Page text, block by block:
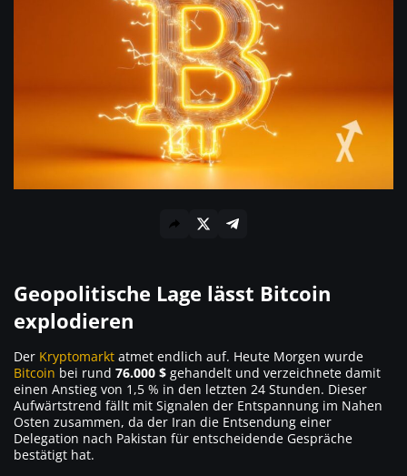
Geopolitische Lage lässt Bitcoin
explodieren
Der Kryptomarkt atmet endlich auf. Heute Morgen wurde
Bitcoin bei rund 76.000 $ gehandelt und verzeichnete damit
einen Anstieg von 1,5 % in den letzten 24 Stunden. Dieser
Aufwärtstrend fällt mit Signalen der Entspannung im Nahen
Osten zusammen, da der Iran die Entsendung einer
Delegation nach Pakistan für entscheidende Gespräche
bestätigt hat.